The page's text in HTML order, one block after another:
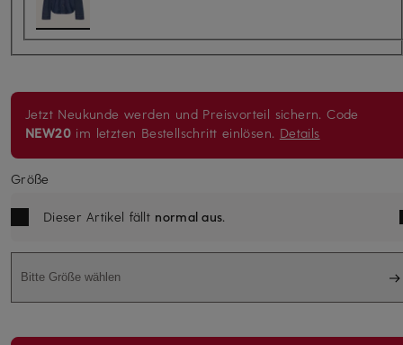
Jetzt Neukunde werden und Preisvorteil sichern. Code
NEW20 im letzten Bestellschritt einlösen. Details
Größe
Dieser Artikel fällt normal aus.
Bitte Größe wählen